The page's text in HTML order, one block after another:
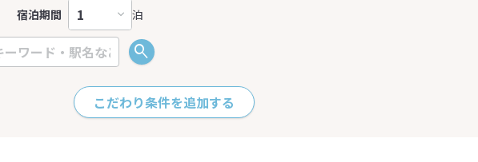
宿泊期間 泊
こだわり条件を追加する